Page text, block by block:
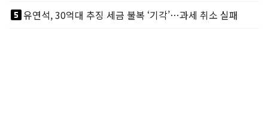
looks_5유연석, 30억대 추징 세금 불복 ‘기각’…과세 취소 실패